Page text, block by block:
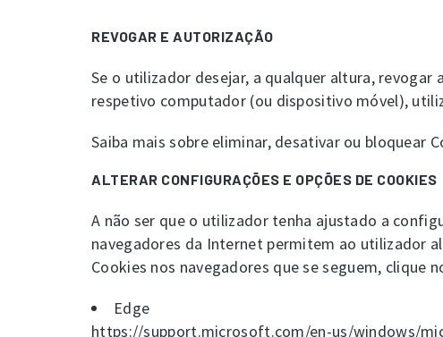
REVOGAR E AUTORIZAÇÃO
Se o utilizador desejar, a qualquer altura,
respetivo computador (ou dispositivo móvel),
Saiba mais sobre eliminar, desativar ou bloquear
ALTERAR CONFIGURAÇÕES E OPÇÕES DE COOKIES
A não ser que o utilizador tenha ajustado a
navegadores da Internet permitem ao utilizador
Cookies nos navegadores que se seguem, clique
Edge
https://support.microsoft.com/en-us/windows/